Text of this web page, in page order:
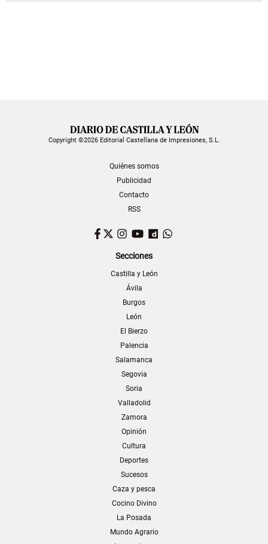
Copyright ©2026 Editorial Castellana de Impresiones, S.L.
Quiénes somos
Publicidad
Contacto
RSS
Facebook
TwitterInstagram
YouTubeDailymotion
Secciones
Castilla y León
Ávila
Burgos
León
El Bierzo
Palencia
Salamanca
Segovia
Soria
Valladolid
Zamora
Opinión
Cultura
Deportes
Sucesos
Caza y pesca
Cocino Divino
La Posada
Mundo Agrario